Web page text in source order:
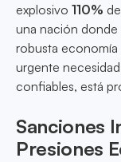
explosivo 110%
una nación donde
robusta economía
urgente
confiables, está
Sanciones
Presiones